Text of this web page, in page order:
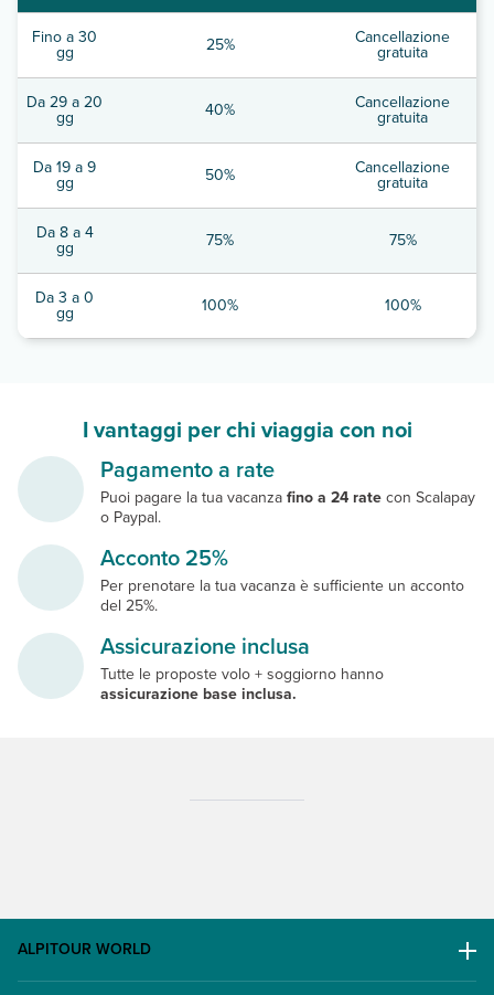
Fino a 30
gg 25% Cancellazione
gratuita
Da 29 a 20
gg 40% Cancellazione
gratuita
Da 19 a 9
gg 50% Cancellazione
gratuita
Da 8 a 4
gg 75% 75%
Da 3 a 0
gg 100% 100%
I vantaggi per chi viaggia con noi
Pagamento a rate
Puoi pagare la tua vacanzafino a 24 ratecon Scalapay
o Paypal.
Acconto 25%
Per prenotare la tua vacanza è sufficiente un acconto
del 25%.
Assicurazione inclusa
Tutte le proposte volo + soggiorno hanno
assicurazione base inclusa.
ALPITOUR WORLD
AWARD